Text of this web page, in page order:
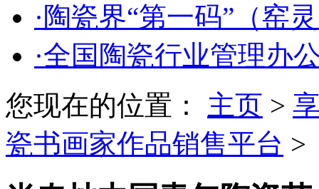
·陶瓷界“第一码”（窑
·全国陶瓷行业管理办
您现在的位置： 主页 >
瓷书画家作品销售平台 >